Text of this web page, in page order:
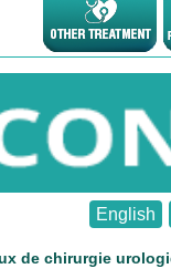
English
de chirurgie